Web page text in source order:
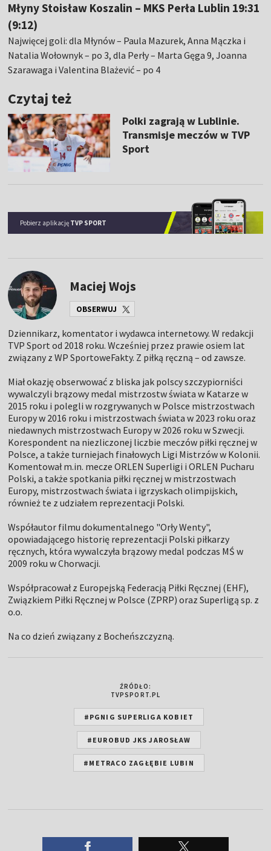
Młyny Stoisław Koszalin – MKS Perła Lublin 19:31
(9:12)
Najwięcej goli: dla Młynów – Paula Mazurek, Anna Mączka i
Natalia Wołownyk – po 3, dla Perły – Marta Gęga 9, Joanna
Szarawaga i Valentina Blażević – po 4
Czytaj też
Polki zagrają w Lublinie.
Transmisje meczów w TVP
Sport
Pobierz aplikację TVP SPORT
Maciej Wojs
OBSERWUJ
Dziennikarz, komentator i wydawca internetowy. W redakcji
TVP Sport od 2018 roku. Wcześniej przez prawie osiem lat
związany z WP SportoweFakty. Z piłką ręczną – od zawsze.
Miał okazję obserwować z bliska jak polscy szczypiorniści
wywalczyli brązowy medal mistrzostw świata w Katarze w
2015 roku i polegli w rozgrywanych w Polsce mistrzostwach
Europy w 2016 roku i mistrzostwach świata w 2023 roku oraz
niedawnych mistrzostwach Europy w 2026 roku w Szwecji.
Korespondent na niezliczonej liczbie meczów piłki ręcznej w
Polsce, a także turniejach finałowych Ligi Mistrzów w Kolonii.
Komentował m.in. mecze ORLEN Superligi i ORLEN Pucharu
Polski, a także spotkania piłki ręcznej w mistrzostwach
Europy, mistrzostwach świata i igrzyskach olimpijskich,
również te z udziałem reprezentacji Polski.
Współautor filmu dokumentalnego "Orły Wenty",
opowiadającego historię reprezentacji Polski piłkarzy
ręcznych, która wywalczyła brązowy medal podczas MŚ w
2009 roku w Chorwacji.
Współpracował z Europejską Federacją Piłki Ręcznej (EHF),
Związkiem Piłki Ręcznej w Polsce (ZPRP) oraz Superligą sp. z
o.o.
Na co dzień związany z Bocheńszczyzną.
ŹRÓDŁO:
TVPSPORT.PL
#PGNIG SUPERLIGA KOBIET
#EUROBUD JKS JAROSŁAW
#METRACO ZAGŁĘBIE LUBIN